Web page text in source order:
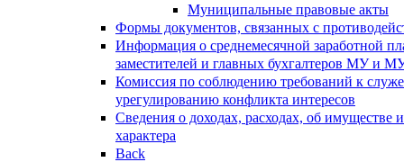
Муниципальные правовые акты
Формы документов, связанных с
Информация о среднемесячной заработной
заместителей и главных бухгалтеров МУ и
Комиссия по соблюдению требований к
урегулированию конфликта интересов
Сведения о доходах, расходах, об имуществе
характера
Back